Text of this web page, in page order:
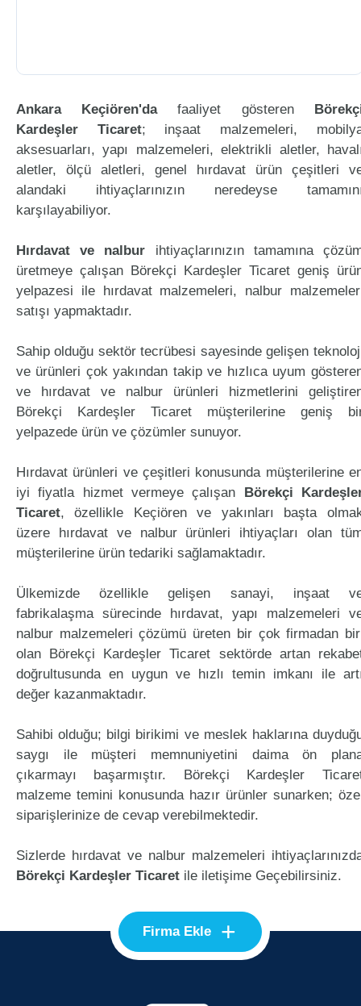
Ankara Keçiören'dafaaliyet gösteren
Kardeşler Ticaret; inşaat malzemeleri,
aksesuarları, yapı malzemeleri, elektrikli aletler,
aletler, ölçü aletleri, genel hırdavat ürün çeşitleri
alandaki ihtiyaçlarınızın neredeyse
karşılayabiliyor.
Hırdavat ve nalbur ihtiyaçlarınızın tamamına
üretmeye çalışan Börekçi Kardeşler Ticaret geniş
yelpazesi ile hırdavat malzemeleri, nalbur
satışı yapmaktadır.
Sahip olduğu sektör tecrübesi sayesinde gelişen
ve ürünleri çok yakından takip ve hızlıca uyum
ve hırdavat ve nalbur ürünleri hizmetlerini
Börekçi Kardeşler Ticaret müşterilerine geniş
yelpazede ürün ve çözümler sunuyor.
Hırdavat ürünleri ve çeşitleri konusunda müşterilerine
iyi fiyatla hizmet vermeye çalışan Börekçi
Ticaret, özellikle Keçiören ve yakınları başta
üzere hırdavat ve nalbur ürünleri ihtiyaçları olan
müşterilerine ürün tedariki sağlamaktadır.
Ülkemizde özellikle gelişen sanayi, inşaat
fabrikalaşma sürecinde hırdavat, yapı malzemeleri
nalbur malzemeleri çözümü üreten bir çok firmadan
olan Börekçi Kardeşler Ticaret sektörde artan
doğrultusunda en uygun ve hızlı temin imkanı ile
değer kazanmaktadır.
Sahibi olduğu; bilgi birikimi ve meslek haklarına
saygı ile müşteri memnuniyetini daima ön
çıkarmayı başarmıştır. Börekçi Kardeşler
malzeme temini konusunda hazır ürünler sunarken;
siparişlerinize de cevap verebilmektedir.
Sizlerde hırdavat ve nalbur malzemeleri
Börekçi Kardeşler Ticaret ile iletişime Geçebilirsiniz.
Firma Ekle +